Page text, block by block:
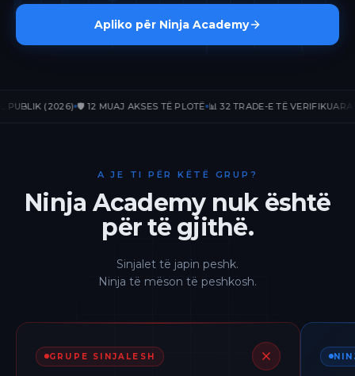
Apliko për Ninja Academy
(2026) 🛡️ 12 MUAJ AKSES TË PLOTË 📊 32 TRADE-E TË VERIFIKUARA 📈
A JE TI PËR KËTË GRUP?
Ninja Academy nuk është
për të gjithë.
Sinjalet të japin peshk.
Ninja të mëson të peshkosh.
GRUPE SINJALESH